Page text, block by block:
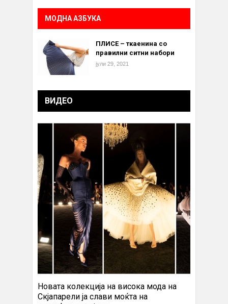
МОДНА АЗБУКА
ПЛИСЕ – ткаенина со
правилни ситни набори
јули 29, 2021
ВИДЕО
Новата колекција на висока мода на
Скјапарели ја слави моќта на